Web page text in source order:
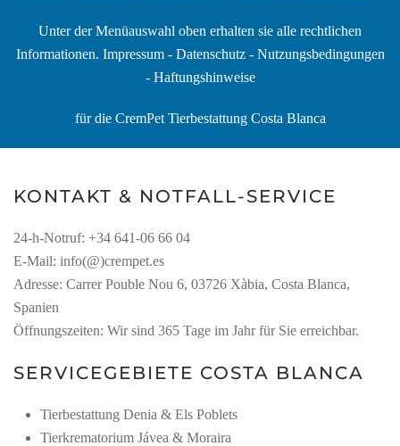
Unter der Menüauswahl oben erhalten sie alle rechtlichen
Informationen. Impressum - Datenschutz - Nutzungsbedingungen
- Haftungshinweise
für die CremPet Tierbestattung Costa Blanca
KONTAKT & NOTFALL-SERVICE
24-h-Notruf: +34 641-06 66 04
E-Mail: info(@)crempet.es
Adresse: Carrer Pouble Nou 6, 03726 Xàbia, Costa Blanca,
Spanien
Öffnungszeiten: Wir sind 365 Tage im Jahr für Sie erreichbar.
SERVICEGEBIETE COSTA BLANCA
Tierbestattung Denia & Els Poblets
Tierkrematorium Jávea & Moraira